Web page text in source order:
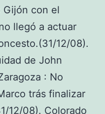
Gijón con el
llegó a actuar
12/08).
de John
: No
trás finalizar
12/08). Colorado